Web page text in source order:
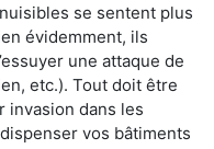
se sentent plus
évidemment, ils
une attaque de
etc.). Tout doit être
dans les
vos bâtiments